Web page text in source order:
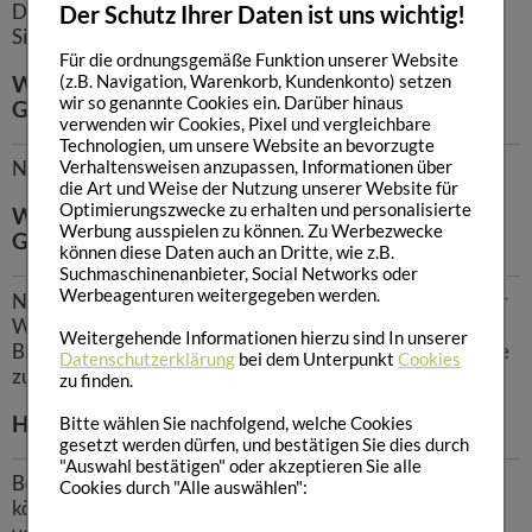
Der Schutz Ihrer Daten ist uns wichtig!
Für die ordnungsgemäße Funktion unserer Website
(z.B. Navigation, Warenkorb, Kundenkonto) setzen
wir so genannte Cookies ein. Darüber hinaus
verwenden wir Cookies, Pixel und vergleichbare
Technologien, um unsere Website an bevorzugte
Verhaltensweisen anzupassen, Informationen über
die Art und Weise der Nutzung unserer Website für
Optimierungszwecke zu erhalten und personalisierte
Werbung ausspielen zu können. Zu Werbezwecke
können diese Daten auch an Dritte, wie z.B.
Suchmaschinenanbieter, Social Networks oder
Werbeagenturen weitergegeben werden.
Weitergehende Informationen hierzu sind In unserer
Datenschutzerklärung bei dem UnterpunktCookies
zu finden.
Bitte wählen Sie nachfolgend, welche Cookies
gesetzt werden dürfen, und bestätigen Sie dies durch
"Auswahl bestätigen" oder akzeptieren Sie alle
Cookies durch "Alle auswählen":
Diese Spezialanfertigung stellen wir auf Wunsch gern für
Sie her.
Wie soll Vitaplace Homöopathie Arnika MMK
Globuli eingenommen werden:
Nach Anweisung des Therapeuten.
Wechselwirkungen / Nebenwirkungen /
Gegenanzeigen:
Nicht anwenden bei bekannten Allergien gegen einen der
Wirkstoffe, oder der sonstigen Bestandteile.
Bitte informieren Sie Ihren Arzt oder Apotheker, wenn Sie
zusätzlich noch andere Arzneimittel einnehmen.
Hinweise:
Bei Anwendung eines homöopathischen Arzneimittels
können sich die vorhandenen Beschwerden